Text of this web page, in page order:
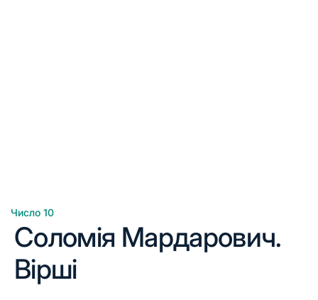
Опублікувати
у
Число 10
Соломія Мардарович.
Вірші